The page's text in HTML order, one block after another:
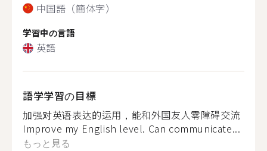
中国語（簡体字）
学習中の言語
英語
語学学習の目標
加强对英语表达的运用，能和外国友人零障碍交流
Improve my English level. Can communicate...
もっと見る